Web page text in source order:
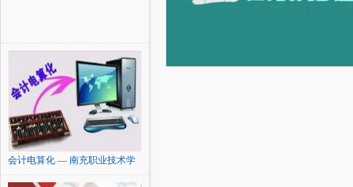
会计电算化 — 南充职业技术学
院